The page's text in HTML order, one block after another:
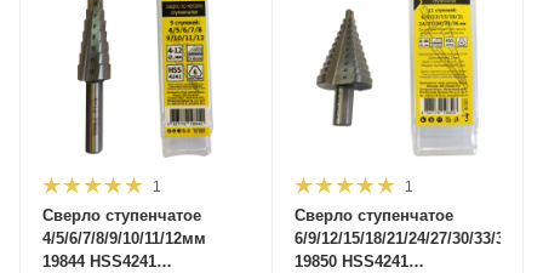
1
Сверло ступенчатое
4/5/6/7/8/9/10/11/12мм
19844 HSS4241
1
Сверло ступенчатое
6/9/12/15/18/21/24/27/30/33/36мм
19850 HSS4241